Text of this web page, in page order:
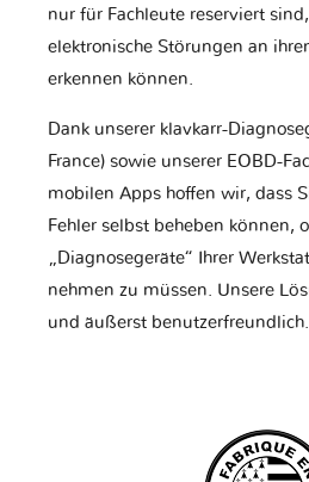
nur für Fachleute reserviert
elektronische Störungen an
erkennen können.
Dank unserer klavkarr-
France) sowie unserer EOBD-
mobilen Apps hoffen wir, dass
Fehler selbst beheben können,
„Diagnosegeräte“ Ihrer
nehmen zu müssen. Unsere
und äußerst benutzerfreundlich.